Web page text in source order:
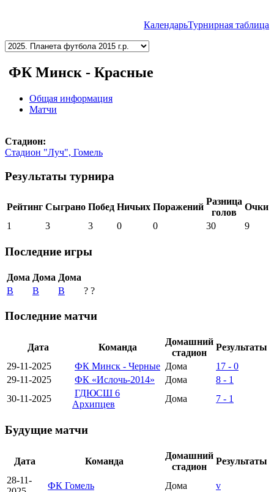
КалендарьТурнирная таблица
ФК Минск - Красные
Общая информация
Матчи
Cтадион:
Стадион "Луч", Гомель
Результаты турнира
Рейтинг Сыграно Побед Ничьих Поражений
Разница
голов
Очки
1
3 3 0 0 30 9
Последние игры
Дома Дома Дома
В
В В ? ?
Последние матчи
Дата Команда
Домашний
стадион
Результаты
29-11-2025
ФК Минск - Черные Дома
17 - 0
29-11-2025
ФК «Ислочь-2014» Дома
8 - 1
30-11-2025
ГДЮСШ 6
Архипцев
Дома 7 - 1
Будущие матчи
Дата Команда
Домашний
стадион
Результаты
28-11-
ФК Гомель Дома v